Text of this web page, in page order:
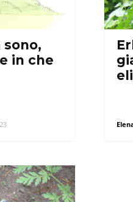
sono,
in che